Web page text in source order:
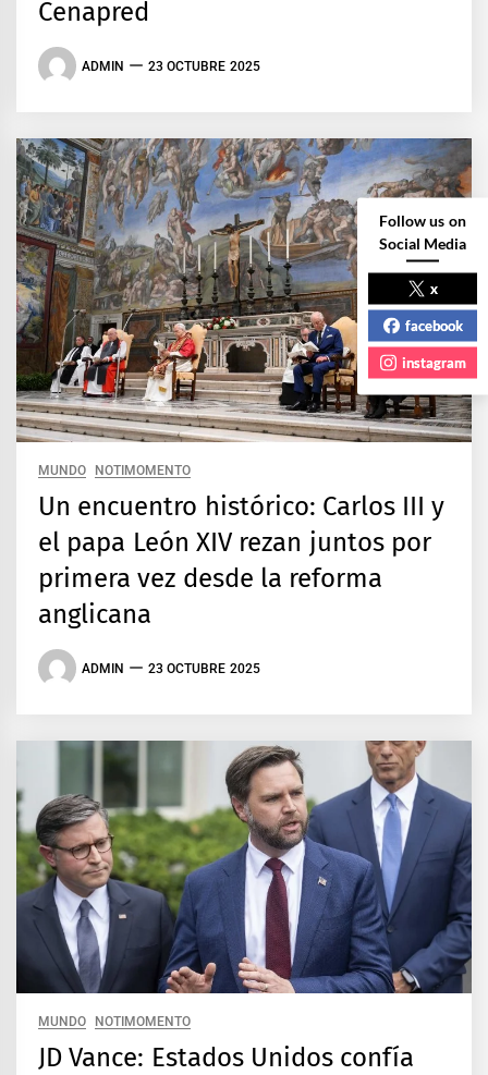
Cenapred
ADMIN 23 OCTUBRE 2025
MUNDO NOTIMOMENTO
Un encuentro histórico: Carlos III y
el papa León XIV rezan juntos por
primera vez desde la reforma
anglicana
ADMIN 23 OCTUBRE 2025
MUNDO NOTIMOMENTO
JD Vance: Estados Unidos confía
Follow us on
Social Media
x
facebook
instagram